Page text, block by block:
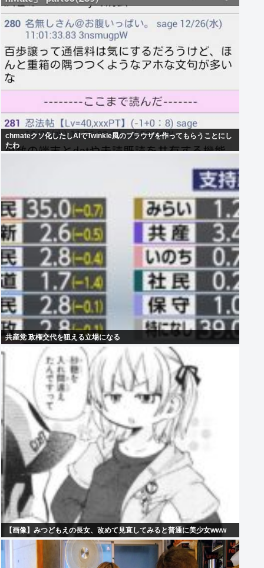
chmateクソ化したしAIでTwinkle風のブラウザを作ってもらうことにし
たわ
共産党 政権交代を狙える立場になる
【画像】みつどもえの長女、改めて見直してみると普通に美少女www